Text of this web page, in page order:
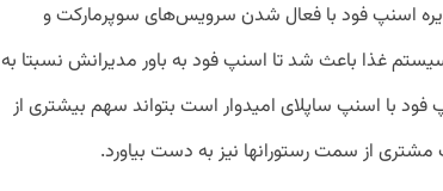
اسنپ فود با فعال شدن سرویس‌های سوپرمارکت و
غذا باعث شد تا اسنپ فود به باور مدیرانش نسبتا به
فود با اسنپ ساپلای امیدوار است بتواند سهم بیشتری از
مشتری از سمت رستورانها نیز به دست بیاورد.